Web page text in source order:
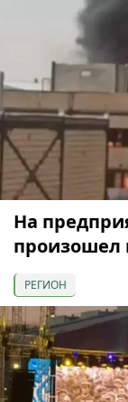
На
произошел
РЕГИОН